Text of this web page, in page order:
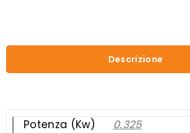
Descrizione
Potenza (Kw)
0.325